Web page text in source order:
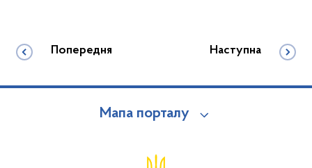
Попередня Наступна
Мапа порталу